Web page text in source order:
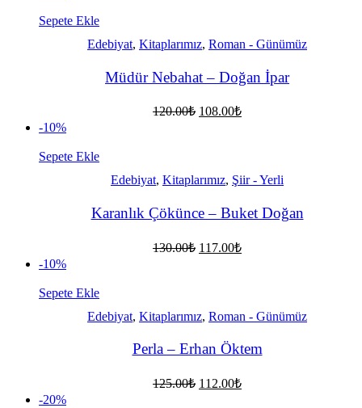
Sepete Ekle
Edebiyat, Kitaplarımız, Roman - Günümüz
Müdür Nebahat – Doğan İpar
120.00₺ Orijinal
108.00₺Şu
-10%
Sepete Ekle
Edebiyat, Kitaplarımız, Şiir - Yerli
Karanlık Çökünce – Buket Doğan
130.00₺ Orijinal
117.00₺Şu
-10%
Sepete Ekle
Edebiyat, Kitaplarımız, Roman - Günümüz
Perla – Erhan Öktem
125.00₺ Orijinal
112.00₺Şu
-20%